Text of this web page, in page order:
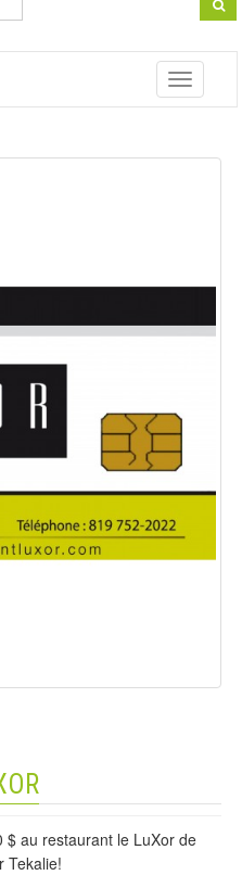
Toggle
au restaurant le LuXor de
Tekalie!